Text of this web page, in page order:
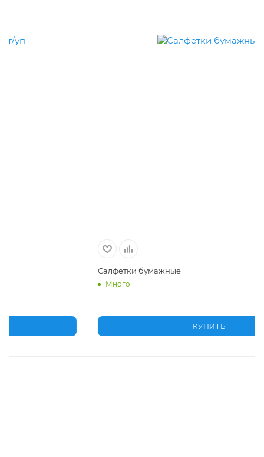
Салфетки бумажные